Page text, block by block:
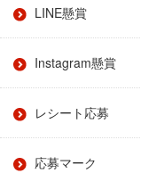
LINE懸賞
Instagram懸賞
レシート応募
応募マーク